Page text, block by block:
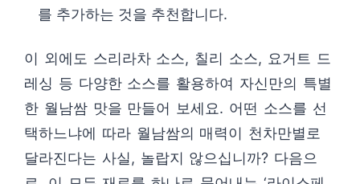
를 추가하는 것을 추천합니다.
이 외에도 스리라차 소스, 칠리 소스, 요거트 드
레싱 등 다양한 소스를 활용하여 자신만의 특별
한 월남쌈 맛을 만들어 보세요. 어떤 소스를 선
택하느냐에 따라 월남쌈의 매력이 천차만별로
달라진다는 사실, 놀랍지 않으십니까? 다음으